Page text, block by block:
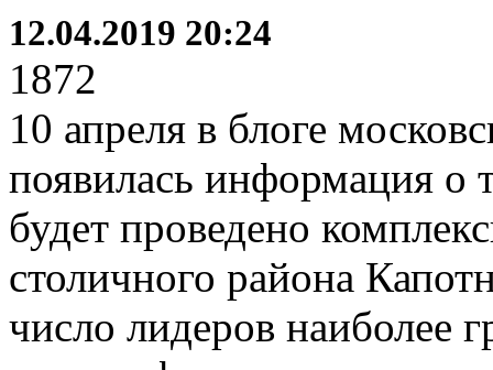
12.04.2019 20:24
1872
10 апреля в блоге
появилась информация о
будет проведено
столичного района
число лидеров наиболее